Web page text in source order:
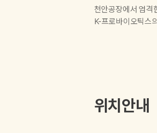
천안공장에서 엄격
K-프로바이오틱스
위치안내